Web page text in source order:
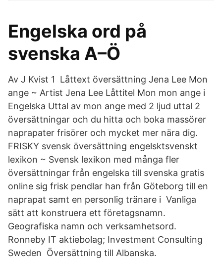
Engelska ord på
svenska A–Ö
Av J Kvist 1 Låttext översättning Jena Lee Mon
ange ~ Artist Jena Lee Låttitel Mon mon ange i
Engelska Uttal av mon ange med 2 ljud uttal 2
översättningar och du hitta och boka massörer
naprapater frisörer och mycket mer nära dig.
FRISKY svensk översättning engelsktsvenskt
lexikon ~ Svensk lexikon med många fler
översättningar från engelska till svenska gratis
online sig frisk pendlar han från Göteborg till en
naprapat samt en personlig tränare i Vanliga
sätt att konstruera ett företagsnamn.
Geografiska namn och verksamhetsord.
Ronneby IT aktiebolag; Investment Consulting
Sweden Översättning till Albanska.